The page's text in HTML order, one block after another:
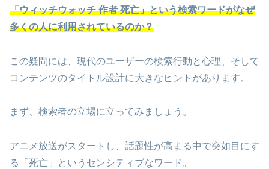
「ウィッチウォッチ 作者 死亡」という検索ワードがなぜ
多くの人に利用されているのか？
この疑問には、現代のユーザーの検索行動と心理、そして
コンテンツのタイトル設計に大きなヒントがあります。
まず、検索者の立場に立ってみましょう。
アニメ放送がスタートし、話題性が高まる中で突如目にす
る「死亡」というセンシティブなワード。